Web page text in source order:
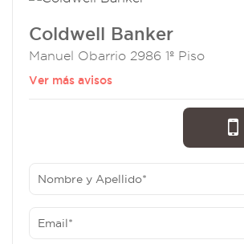
Coldwell Banker
Manuel Obarrio 2986 1º Piso
Ver más avisos